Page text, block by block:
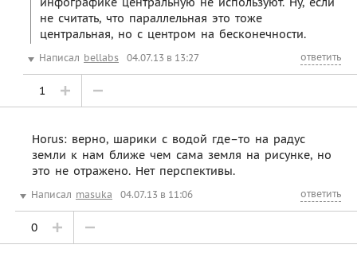
не считать, что параллельная это тоже
центральная, но с центром на бесконечности.
Написал bellabs 04.07.13 в 13:27 ответить
1
Horus: верно, шарики с водой где–то на радус
земли к нам ближе чем сама земля на рисунке, но
это не отражено. Нет перспективы.
Написал masuka 04.07.13 в 11:06 ответить
0